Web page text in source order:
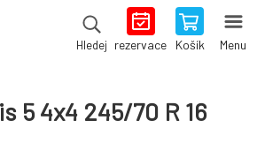
Hledej rezervace Košík Menu
5 4x4 245/70 R 16